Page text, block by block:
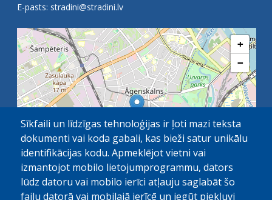
E-pasts: stradini@stradini.lv
+
−
Sīkfaili un līdzīgas tehnoloģijas ir ļoti mazi teksta
dokumenti vai koda gabali, kas bieži satur unikālu
identifikācijas kodu. Apmeklējot vietni vai
izmantojot mobilo lietojumprogrammu, dators
lūdz datoru vai mobilo ierīci atļauju saglabāt šo
failu datorā vai mobilajā ierīcē un iegūt piekļuvi